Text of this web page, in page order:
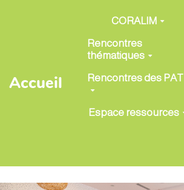
Aller au contenu principal
Accueil
CORALIM
Rencontres
thématiques
Rencontres des PAT
Espace ressources